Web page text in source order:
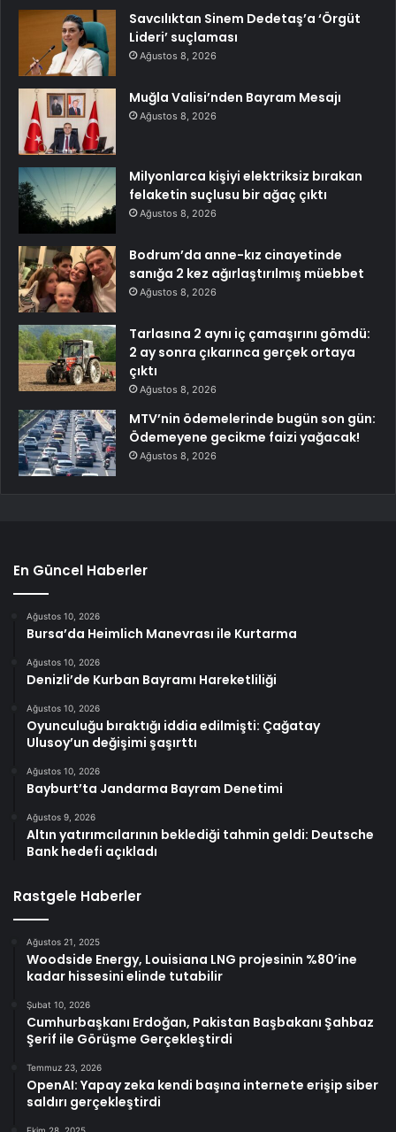
Savcılıktan Sinem Dedetaş’a ‘Örgüt
Lideri’ suçlaması
Ağustos 8, 2026
Muğla Valisi’nden Bayram Mesajı
Ağustos 8, 2026
Milyonlarca kişiyi elektriksiz bırakan
felaketin suçlusu bir ağaç çıktı
Ağustos 8, 2026
Bodrum’da anne-kız cinayetinde
sanığa 2 kez ağırlaştırılmış müebbet
Ağustos 8, 2026
Tarlasına 2 aynı iç çamaşırını gömdü:
2 ay sonra çıkarınca gerçek ortaya
çıktı
Ağustos 8, 2026
MTV’nin ödemelerinde bugün son gün:
Ödemeyene gecikme faizi yağacak!
Ağustos 8, 2026
En Güncel Haberler
Ağustos 10, 2026
Bursa’da Heimlich Manevrası ile Kurtarma
Ağustos 10, 2026
Denizli’de Kurban Bayramı Hareketliliği
Ağustos 10, 2026
Oyunculuğu bıraktığı iddia edilmişti: Çağatay
Ulusoy’un değişimi şaşırttı
Ağustos 10, 2026
Bayburt’ta Jandarma Bayram Denetimi
Ağustos 9, 2026
Altın yatırımcılarının beklediği tahmin geldi: Deutsche
Bank hedefi açıkladı
Rastgele Haberler
Ağustos 21, 2025
Woodside Energy, Louisiana LNG projesinin %80’ine
kadar hissesini elinde tutabilir
Şubat 10, 2026
Cumhurbaşkanı Erdoğan, Pakistan Başbakanı Şahbaz
Şerif ile Görüşme Gerçekleştirdi
Temmuz 23, 2026
OpenAI: Yapay zeka kendi başına internete erişip siber
saldırı gerçekleştirdi
Ekim 28, 2025